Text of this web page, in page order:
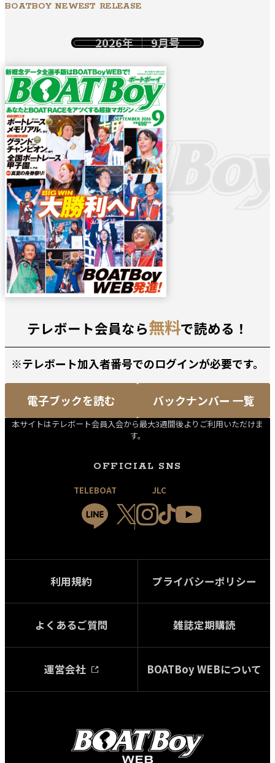
BOATBOY NEWEST RELEASE
2026年 9月号
テレボート会員なら無料で読める！
※テレボート加入者番号でのログインが必要です。
電子ブックを読む バックナンバー 一覧
本サイトはテレボート会員入会から最大3週間後よりご利用いただけま
す。
OFFICIAL SNS
TELEBOAT JLC
利用規約 プライバシーポリシー
よくあるご質問 雑誌定期購読
運営会社 BOATBoy WEBについて